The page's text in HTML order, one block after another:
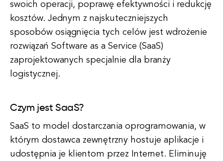
swoich operacji, poprawę efektywności i redukcję
kosztów. Jednym z najskuteczniejszych
sposobów osiągnięcia tych celów jest wdrożenie
rozwiązań Software as a Service (SaaS)
zaprojektowanych specjalnie dla branży
logistycznej.
Czym jest SaaS?
SaaS to model dostarczania oprogramowania, w
którym dostawca zewnętrzny hostuje aplikacje i
udostępnia je klientom przez Internet. Eliminuję